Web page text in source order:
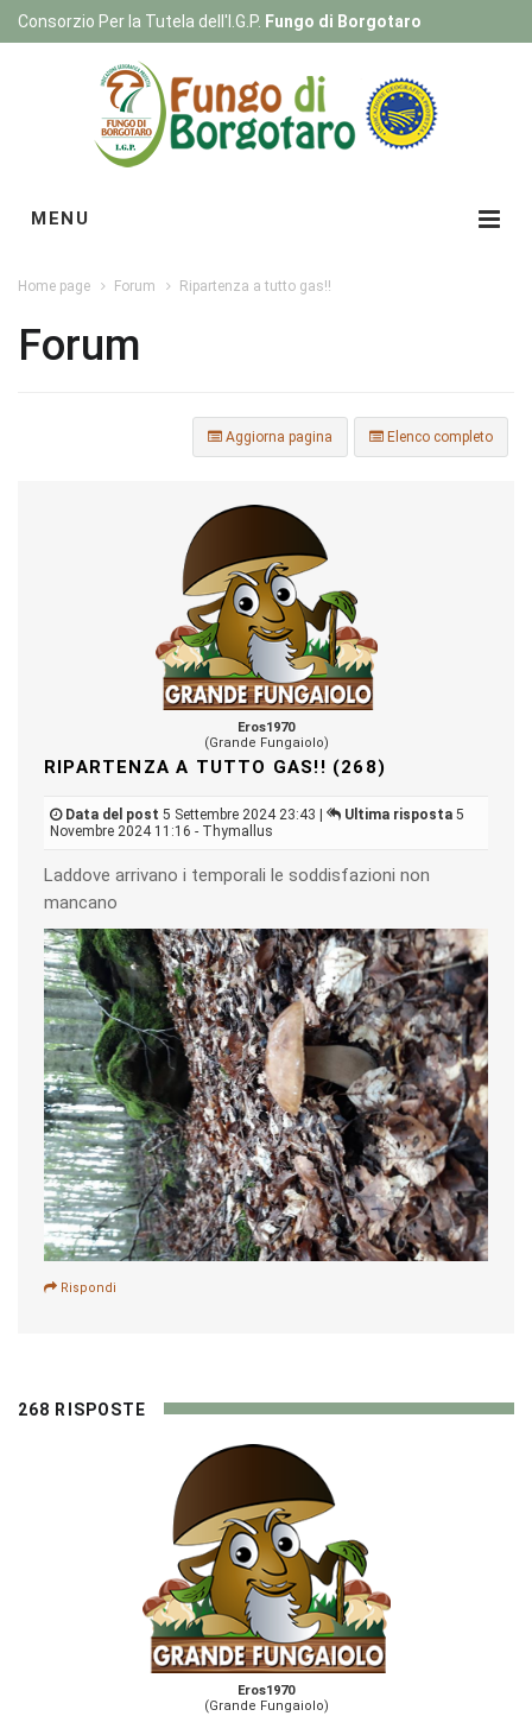
Consorzio Per la Tutela dell'I.G.P. Fungo di Borgotaro
MENU
Home page Forum Ripartenza a tutto gas!!
Forum
Elenco completo
Aggiorna pagina
Eros1970
(Grande Fungaiolo)
RIPARTENZA A TUTTO GAS!! (268)
Data del post 5 Settembre 2024 23:43 | Ultima risposta 5
Novembre 2024 11:16 - Thymallus
Laddove arrivano i temporali le soddisfazioni non
mancano
Rispondi
268 RISPOSTE
Eros1970
(Grande Fungaiolo)